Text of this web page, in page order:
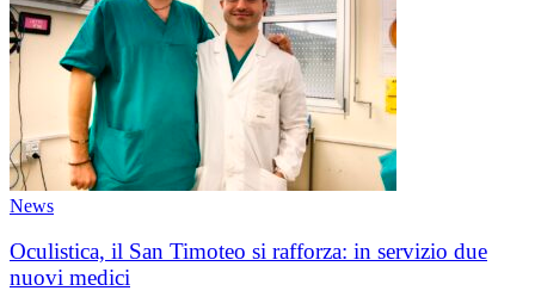
News
Oculistica, il San Timoteo si rafforza: in servizio due
nuovi medici